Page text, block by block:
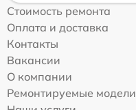
Стоимость ремонта
Оплата и доставка
Контакты
Вакансии
О компании
Ремонтируемые модели